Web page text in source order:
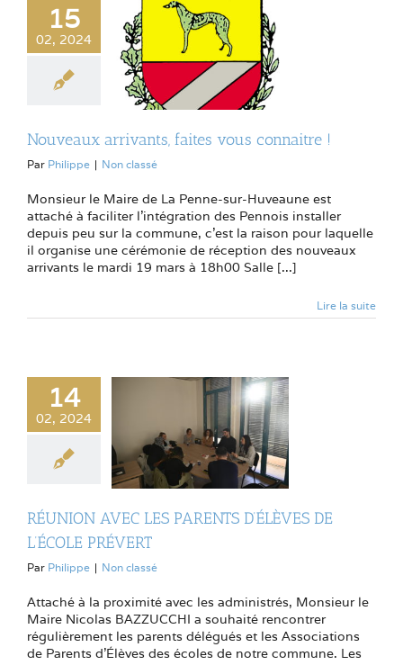
15
02, 2024
Nouveaux arrivants, faites vous connaitre !
Par Philippe | Non classé
Monsieur le Maire de La Penne-sur-Huveaune est
attaché à faciliter l'intégration des Pennois installer
depuis peu sur la commune, c'est la raison pour laquelle
il organise une cérémonie de réception des nouveaux
arrivants le mardi 19 mars à 18h00 Salle [...]
Lire la suite
14
02, 2024
RÉUNION AVEC LES PARENTS D’ÉLÈVES DE
L’ÉCOLE PRÉVERT
Par Philippe | Non classé
Attaché à la proximité avec les administrés, Monsieur le
Maire Nicolas BAZZUCCHI a souhaité rencontrer
régulièrement les parents délégués et les Associations
de Parents d'Élèves des écoles de notre commune. Les